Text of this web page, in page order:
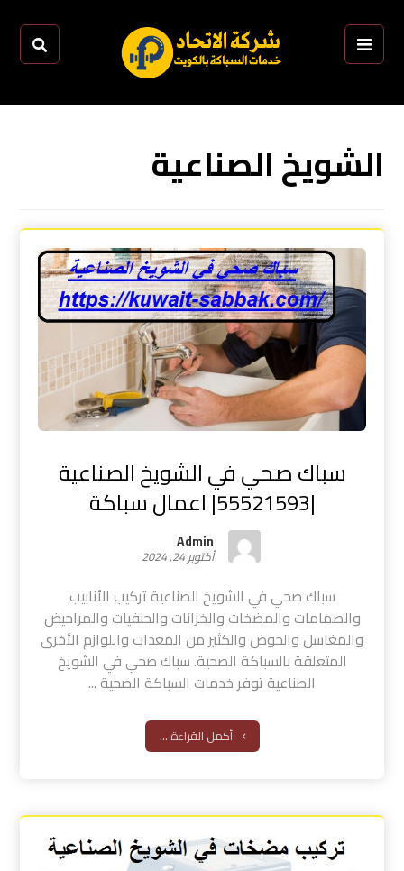
الشويخ الصناعية
سباك صحي في الشويخ الصناعية
|55521593| اعمال سباكة
Admin
أكتوبر 24, 2024
سباك صحي في الشويخ الصناعية تركيب الأنابيب
والصمامات والمضخات والخزانات والحنفيات والمراحيض
والمغاسل والحوض والكثير من المعدات واللوازم الأخرى
المتعلقة بالسباكة الصحية. سباك صحي في الشويخ
الصناعية توفر خدمات السباكة الصحية ...
أكمل القراءة ...